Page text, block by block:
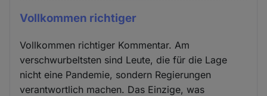
Vollkommen richtiger
Vollkommen richtiger Kommentar. Am
verschwurbeltsten sind Leute, die für die Lage
nicht eine Pandemie, sondern Regierungen
verantwortlich machen. Das Einzige, was